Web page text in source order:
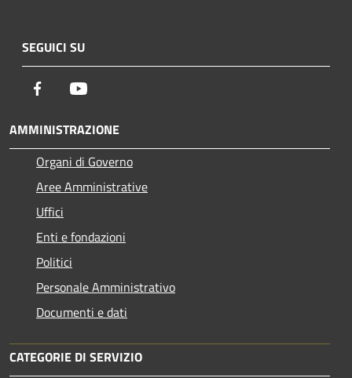
SEGUICI SU
Facebook
AMMINISTRAZIONE
Organi di Governo
Aree Amministrative
Uffici
Enti e fondazioni
Politici
Personale Amministrativo
Documenti e dati
CATEGORIE DI SERVIZIO